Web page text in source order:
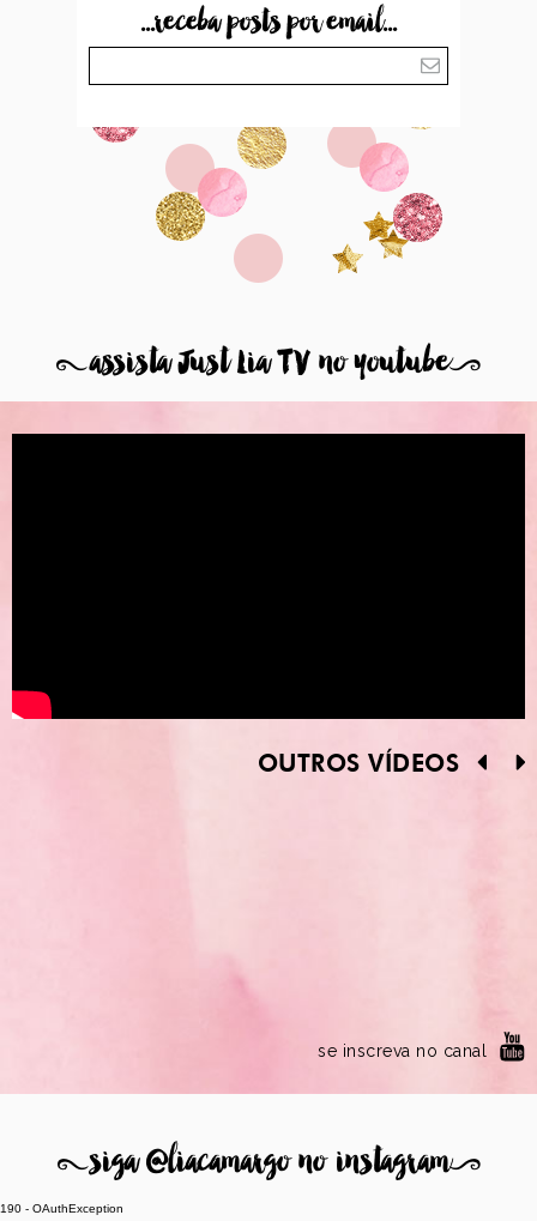
...receba posts por email...
8assista Just Lia TV no youtube9
OUTROS VÍDEOS
se inscreva no canal
8siga @liacamargo no instagram9
190 - OAuthException